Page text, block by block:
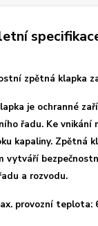
zpětná klapka
je ochranné
řadu. Ke
kapaliny. Zpětná
vytváří
a rozvodu.
provozní teplota: